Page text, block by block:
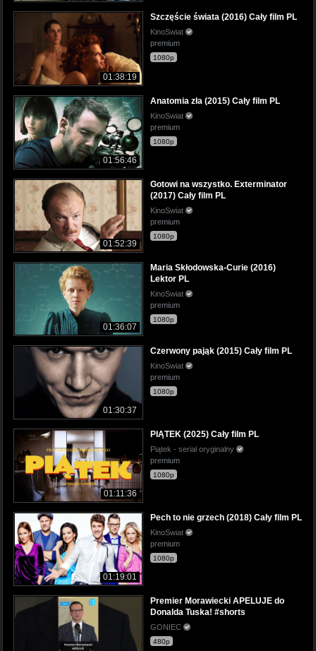
01:38:19
Szczęście świata (2016) Cały film PL
KinoSwiat
premium
1080p
01:56:46
Anatomia zła (2015) Cały film PL
KinoSwiat
premium
1080p
01:52:39
Gotowi na wszystko. Exterminator
(2017) Cały film PL
KinoSwiat
premium
1080p
01:36:07
Maria Skłodowska-Curie (2016)
Lektor PL
KinoSwiat
premium
1080p
01:30:37
Czerwony pająk (2015) Cały film PL
KinoSwiat
premium
1080p
01:11:36
PIĄTEK (2025) Cały film PL
Piątek - serial oryginalny
premium
1080p
01:19:01
Pech to nie grzech (2018) Cały film PL
KinoSwiat
premium
1080p
Premier Morawiecki APELUJE do
Donalda Tuska! #shorts
GONIEC
480p